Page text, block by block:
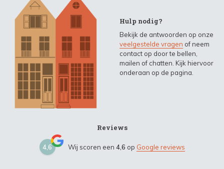
Hulp nodig?
Bekijk de antwoorden op onze
veelgestelde vragen of neem
contact op door te bellen,
mailen of chatten. Kijk hiervoor
onderaan op de pagina.
Reviews
4,6 Wij scoren een 4,6 op Google reviews